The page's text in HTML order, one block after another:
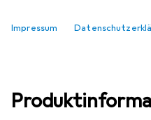
Impressum
kostenloser Versand